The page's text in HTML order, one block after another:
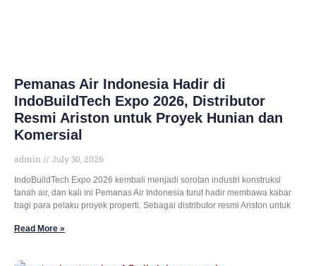
Pemanas Air Indonesia Hadir di
IndoBuildTech Expo 2026, Distributor
Resmi Ariston untuk Proyek Hunian dan
Komersial
admin July 30, 2026
IndoBuildTech Expo 2026 kembali menjadi sorotan industri konstruksi
tanah air, dan kali ini Pemanas Air Indonesia turut hadir membawa kabar
bagi para pelaku proyek properti. Sebagai distributor resmi Ariston untuk
Read More »